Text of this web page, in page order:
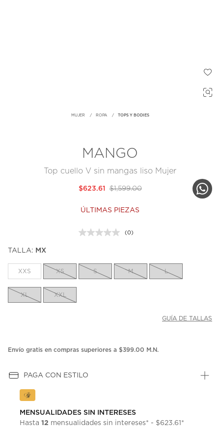
MUJER ROPA TOPS Y BODIES
MANGO
Top cuello V sin mangas liso Mujer
$1,599.00
$623.61
ÚLTIMAS PIEZAS
Sin
la
misma
(0)
TALLA: MX
XXS XS S M L
XL XXL
GUÍA DE TALLAS
Envío gratis en compras superiores a $399.00 M.N.
PAGA CON ESTILO
MENSUALIDADES SIN INTERESES
Hasta 12 mensualidades sin intereses* - $623.61*